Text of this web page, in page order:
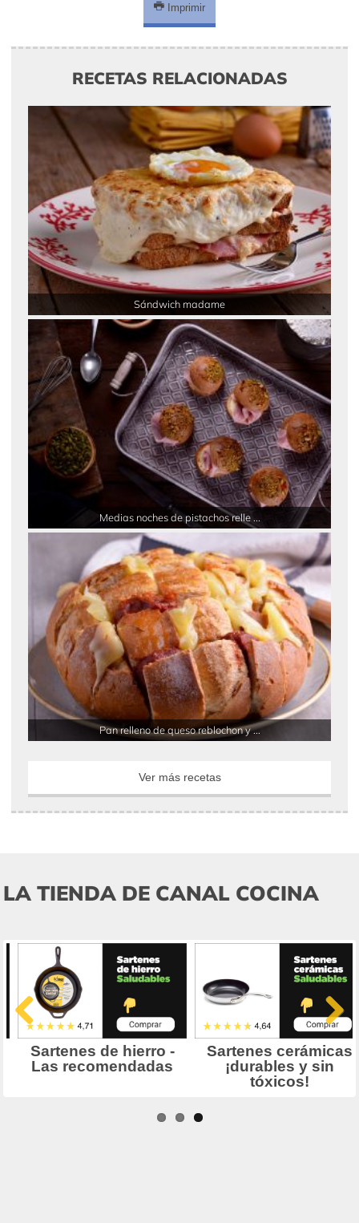
Imprimir
RECETAS RELACIONADAS
Sándwich madame
Medias noches de pistachos relle ...
Pan relleno de queso reblochon y ...
Ver más recetas
LA TIENDA DE CANAL COCINA